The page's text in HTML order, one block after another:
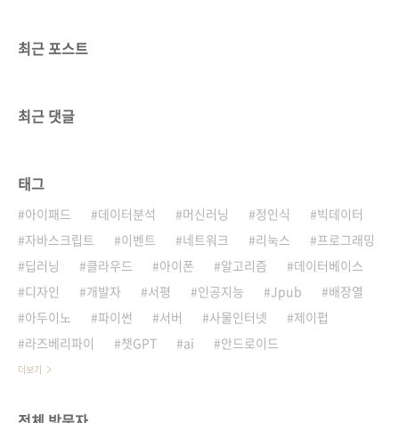
최근 포스트
최근 댓글
태그
아이패드 데이터분석 머신러닝 정인식
빅데이터
자바스크립트
이벤트 네트워크 리눅스
프로그래밍
딥러닝
클라우드 아이폰 알고리즘
데이터베이스
디자인
개발자 서평 인공지능 Jpub
배장열
아두이노
파이썬 서버 사물인터넷
제이펍
라즈베리파이
챗GPT ai 안드로이드
더보기